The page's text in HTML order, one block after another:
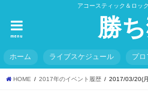
アコースティック＆ロッ
勝
menu
ホーム ライブスケジュール プロ
HOME 2017年のイベント履歴 2017/03/20(